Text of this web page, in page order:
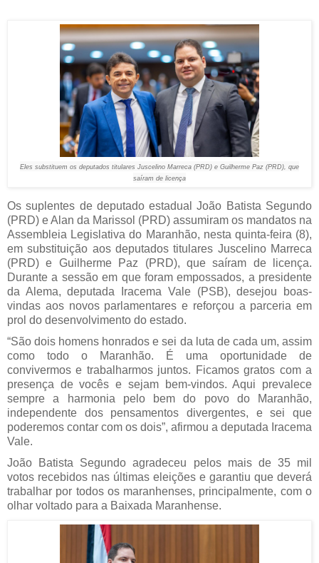
Eles substituem os deputados titulares Juscelino Marreca (PRD) e Guilherme Paz (PRD), que
saíram de licença
Os suplentes de deputado estadual João Batista Segundo
(PRD) e Alan da Marissol (PRD) assumiram os mandatos na
Assembleia Legislativa do Maranhão, nesta quinta-feira (8),
em substituição aos deputados titulares Juscelino Marreca
(PRD) e Guilherme Paz (PRD), que saíram de licença.
Durante a sessão em que foram empossados, a presidente
da Alema, deputada Iracema Vale (PSB), desejou boas-
vindas aos novos parlamentares e reforçou a parceria em
prol do desenvolvimento do estado.
“São dois homens honrados e sei da luta de cada um, assim
como todo o Maranhão. É uma oportunidade de
convivermos e trabalharmos juntos. Ficamos gratos com a
presença de vocês e sejam bem-vindos. Aqui prevalece
sempre a harmonia pelo bem do povo do Maranhão,
independente dos pensamentos divergentes, e sei que
poderemos contar com os dois”, afirmou a deputada Iracema
Vale.
João Batista Segundo agradeceu pelos mais de 35 mil
votos recebidos nas últimas eleições e garantiu que deverá
trabalhar por todos os maranhenses, principalmente, com o
olhar voltado para a Baixada Maranhense.